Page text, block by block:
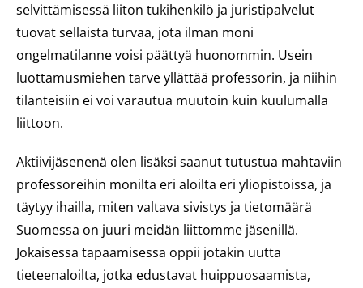
selvittämisessä liiton tukihenkilö ja juristipalvelut
tuovat sellaista turvaa, jota ilman moni
ongelmatilanne voisi päättyä huonommin. Usein
luottamusmiehen tarve yllättää professorin, ja niihin
tilanteisiin ei voi varautua muutoin kuin kuulumalla
liittoon.
Aktiivijäsenenä olen lisäksi saanut tutustua mahtaviin
professoreihin monilta eri aloilta eri yliopistoissa, ja
täytyy ihailla, miten valtava sivistys ja tietomäärä
Suomessa on juuri meidän liittomme jäsenillä.
Jokaisessa tapaamisessa oppii jotakin uutta
tieteenaloilta, jotka edustavat huippuosaamista,